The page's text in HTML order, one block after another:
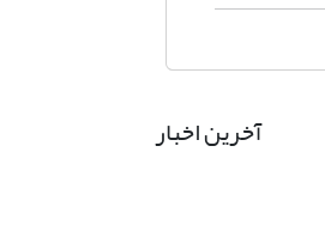
آخرین اخبار